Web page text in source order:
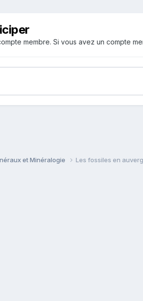
membre. Si vous avez un compte
et Minéralogie Les fossiles en